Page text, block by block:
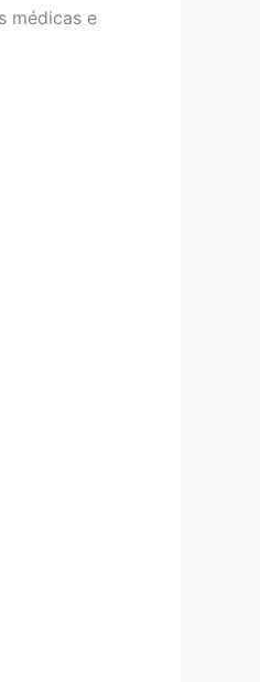
médicas e